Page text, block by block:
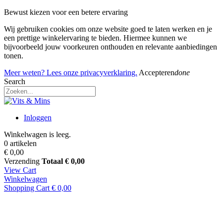
Bewust kiezen voor een betere ervaring
Wij gebruiken cookies om onze website goed te laten werken en je
een prettige winkelervaring te bieden. Hiermee kunnen we
bijvoorbeeld jouw voorkeuren onthouden en relevante aanbiedingen
tonen.
Meer weten? Lees onze privacyverklaring. Accepterendone
Search
Inloggen
Winkelwagen is leeg.
0 artikelen
€ 0,00
Verzending Totaal € 0,00
View Cart
Winkelwagen
Shopping Cart € 0,00